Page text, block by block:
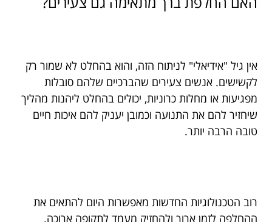
אין גיל "אידיאלי" לניתוח הזה, והוא בהחלט לא שמור רק
לקשישים. אנשים צעירים שהברכיים שלהם סובלות
מפגיעות או מחלות כרוניות, יכולים בהחלט ליהנות מהליך
שיחזיר להם את התנועה וכמובן יעניק להם איכות חיים
טובה הרבה יותר.
רוב הטכנולוגיות החדשות מאפשרות היום להתאים את
ההחלפה לזמן ארוך ולהחזיק מעמד לתקופה ארוכה.